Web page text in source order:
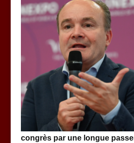
congrès par une longue